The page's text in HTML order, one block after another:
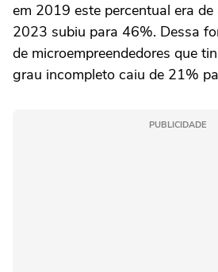
em 2019 este percentual era
2023 subiu para 46%. Dessa
de microempreendedores que
grau incompleto caiu de 21%
PUBLICIDADE